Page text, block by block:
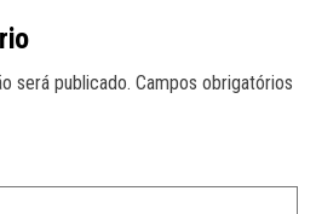
será publicado. Campos obrigatórios